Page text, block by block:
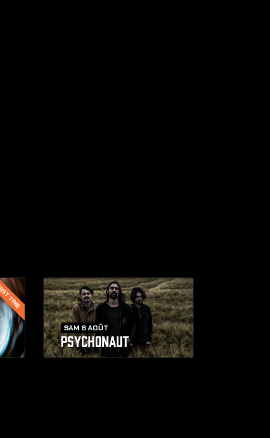
TIME
SAM 8 AOÛT
PSYCHONAUT